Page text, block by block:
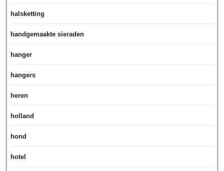
halsketting
handgemaakte sieraden
hanger
hangers
heren
holland
hond
hotel